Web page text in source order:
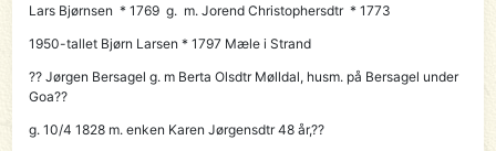
Lars Bjørnsen * 1769 g. m. Jorend Christophersdtr * 1773
1950-tallet Bjørn Larsen* 1797 Mæle i Strand
??Jørgen Bersagel g. m Berta Olsdtr Mølldal, husm. på Bersagel under
Goa??
g. 10/4 1828 m. enken Karen Jørgensdtr 48 år,??